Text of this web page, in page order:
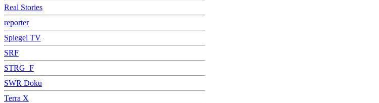
Real Stories
reporter
Spiegel TV
SRF
STRG_F
SWR Doku
Terra X